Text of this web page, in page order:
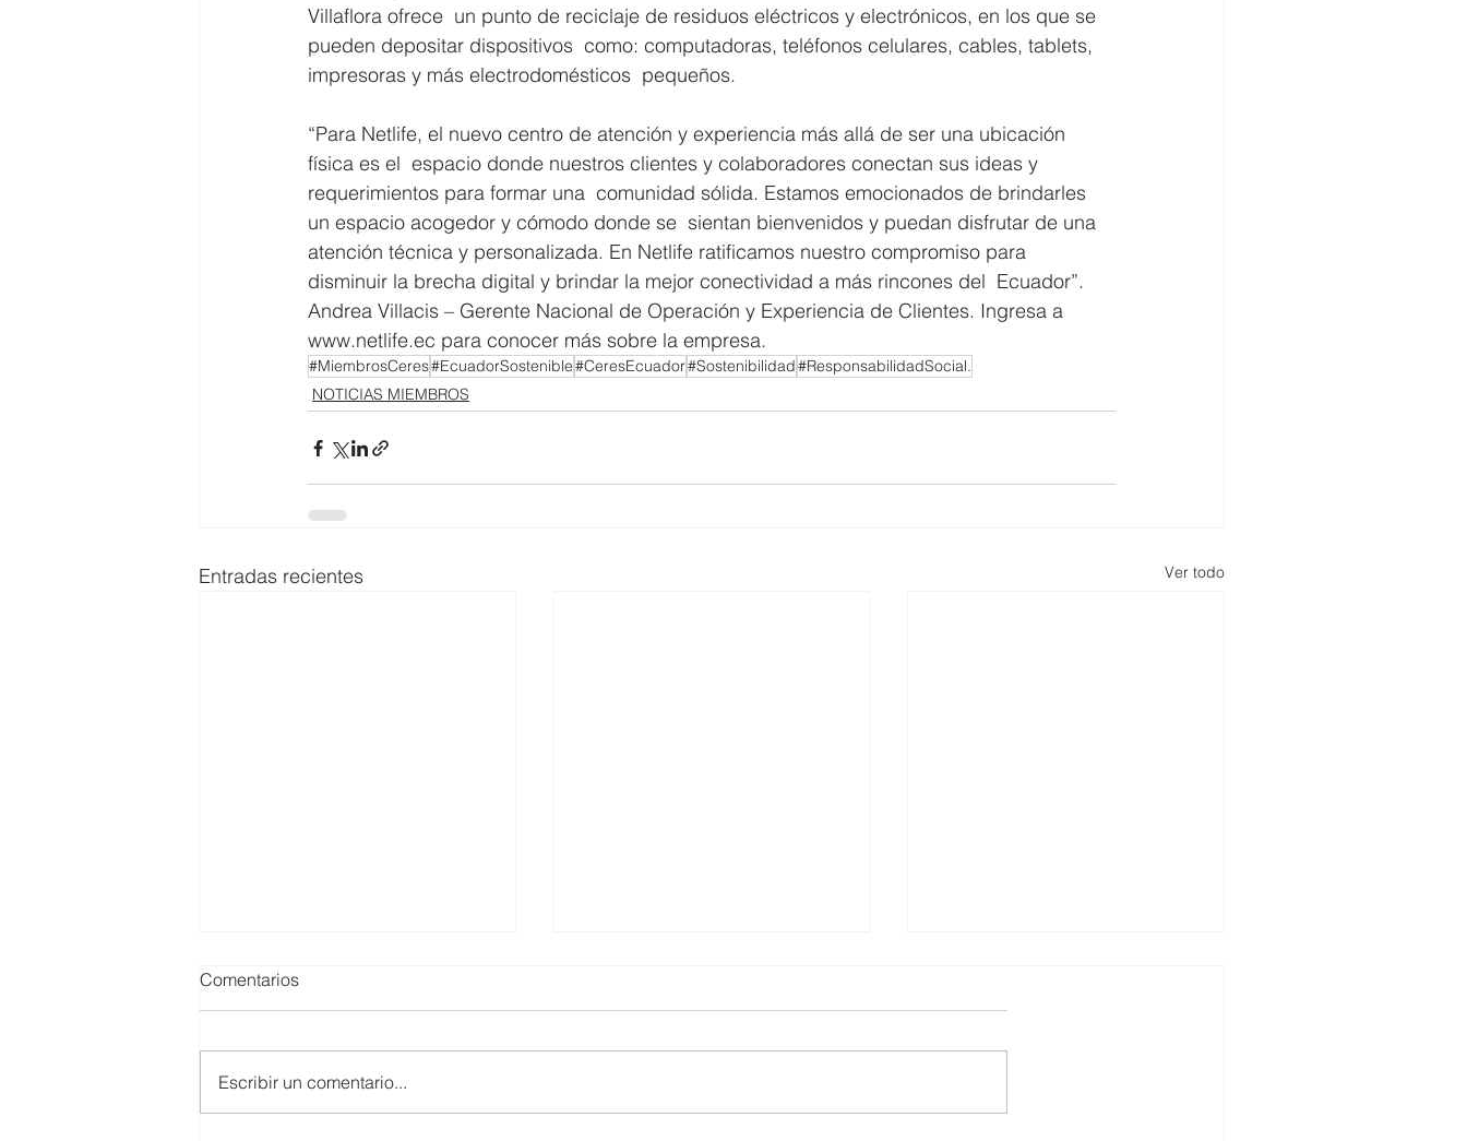
Villaflora ofrece  un punto de reciclaje de residuos eléctricos y electrónicos, en los que se
pueden depositar dispositivos  como: computadoras, teléfonos celulares, cables, tablets,
impresoras y más electrodomésticos  pequeños.
“Para Netlife, el nuevo centro de atención y experiencia más allá de ser una ubicación
física es el  espacio donde nuestros clientes y colaboradores conectan sus ideas y
requerimientos para formar una  comunidad sólida. Estamos emocionados de brindarles
un espacio acogedor y cómodo donde se  sientan bienvenidos y puedan disfrutar de una
atención técnica y personalizada. En Netlife ratificamos nuestro compromiso para
disminuir la brecha digital y brindar la mejor conectividad a más rincones del  Ecuador”.
Andrea Villacis – Gerente Nacional de Operación y Experiencia de Clientes. Ingresa a
www.netlife.ec para conocer más sobre la empresa.
#MiembrosCeres#EcuadorSostenible#CeresEcuador#Sostenibilidad#ResponsabilidadSocial.
NOTICIAS MIEMBROS
Entradas recientes Ver todo
Comentarios
Escribir un comentario...